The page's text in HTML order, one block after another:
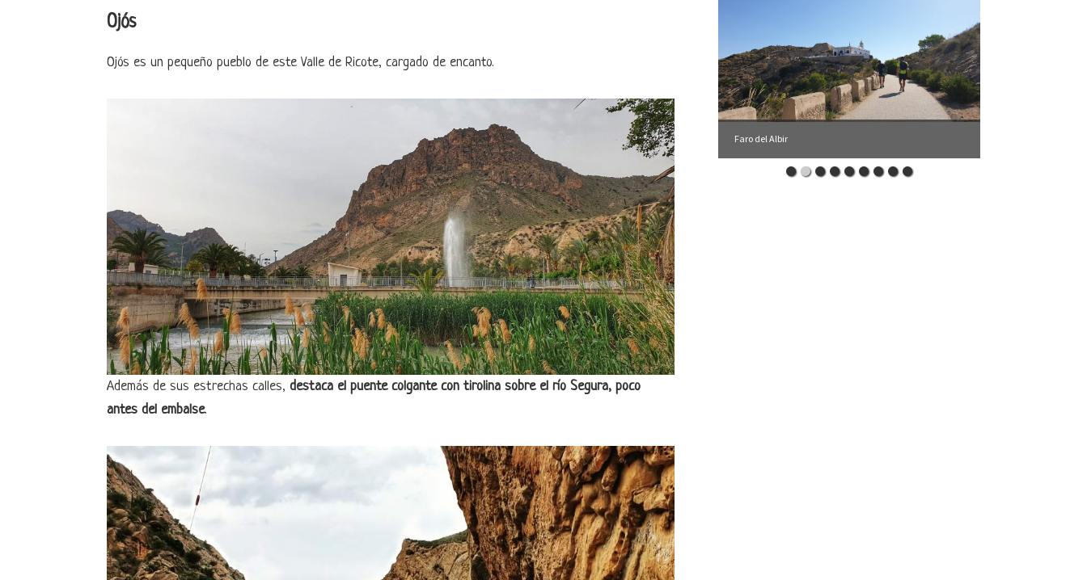
Ojós
Ojós es un pequeño pueblo de este Valle de Ricote, cargado de encanto.
Además de sus estrechas calles, destaca el puente colgante con tirolina sobre el río Segura, poco
antes del embalse.
Faro del Albir